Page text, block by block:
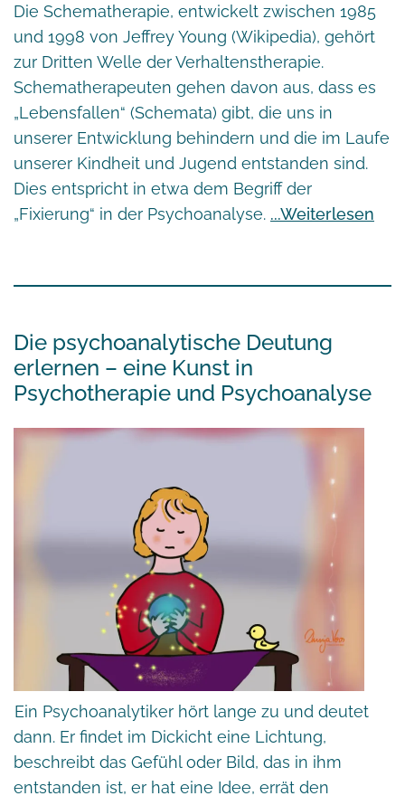
Die Schematherapie, entwickelt zwischen 1985
und 1998 von Jeffrey Young (Wikipedia), gehört
zur Dritten Welle der Verhaltenstherapie.
Schematherapeuten gehen davon aus, dass es
„Lebensfallen“ (Schemata) gibt, die uns in
unserer Entwicklung behindern und die im Laufe
unserer Kindheit und Jugend entstanden sind.
Dies entspricht in etwa dem Begriff der
„Fixierung“ in der Psychoanalyse.
Weiterlesen
Die psychoanalytische Deutung
erlernen – eine Kunst in
Psychotherapie und Psychoanalyse
Ein Psychoanalytiker hört lange zu und deutet
dann. Er findet im Dickicht eine Lichtung,
beschreibt das Gefühl oder Bild, das in ihm
entstanden ist, er hat eine Idee, errät den